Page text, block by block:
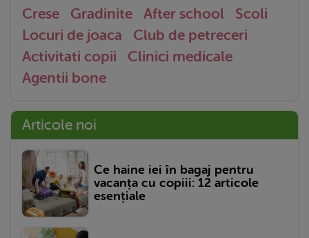
Crese Gradinite After school
Scoli
Locuri de joaca
Club de petreceri
Activitati copii
Clinici medicale
Agentii bone
Articole noi
Ce haine iei în bagaj pentru
vacanța cu copiii: 12 articole
esențiale